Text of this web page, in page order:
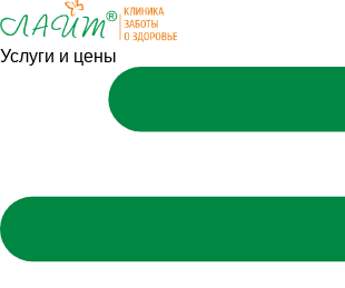
Услуги и цены